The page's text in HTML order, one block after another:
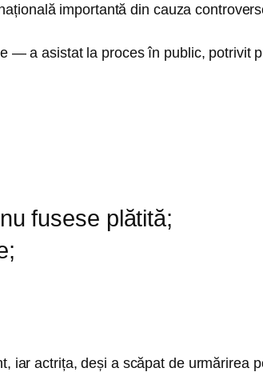
importantă din cauza
— a asistat la proces în public, potrivit
fusese plătită;
iar actrița, deși a scăpat de urmărirea